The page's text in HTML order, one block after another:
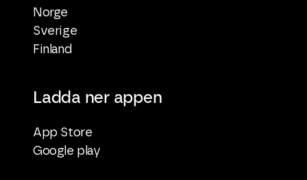
Norge
Sverige
Finland
Ladda ner appen
App Store
Google play